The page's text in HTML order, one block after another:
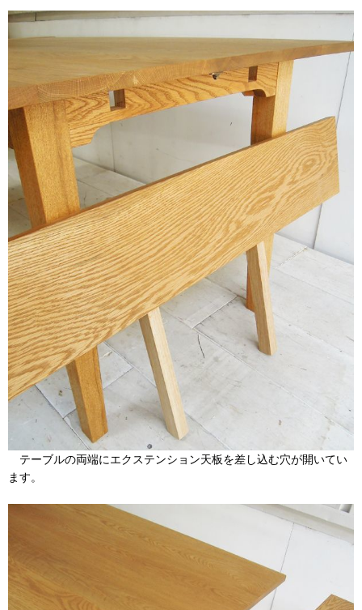
テーブルの両端にエクステンション天板を差し込む穴が開いてい
ます。